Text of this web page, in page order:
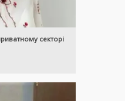
секторі